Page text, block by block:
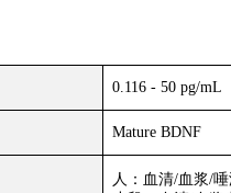
0.116 - 50 pg/mL
Mature BDNF
人：血清/血浆/唾